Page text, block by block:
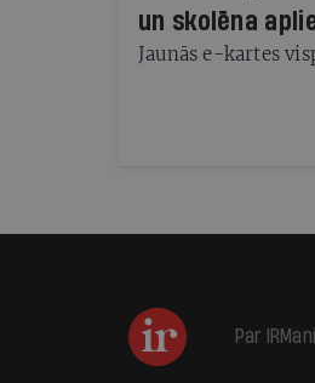
un skolēna
Jaunās e-kartes
Par IR